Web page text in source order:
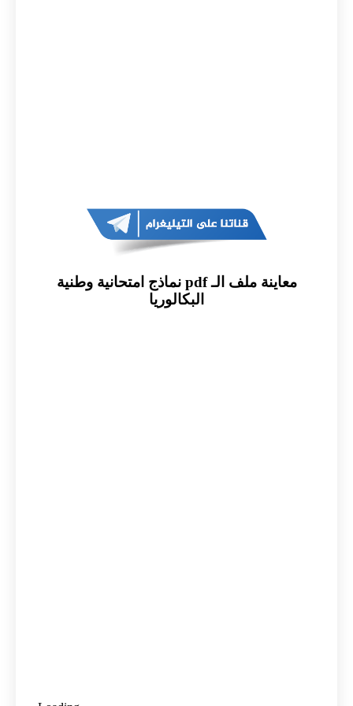
معاينة ملف الـ pdf نماذج امتحانية وطنية
البكالوريا